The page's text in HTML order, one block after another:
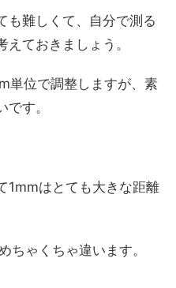
も難しくて、自分で測る
ておきましょう。
単位で調整しますが、素
す。
1mmはとても大きな距離
ちゃくちゃ違います。